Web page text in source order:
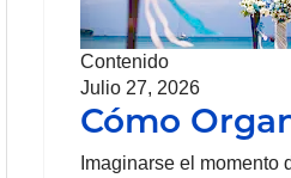
Contenido
Julio 27, 2026
Cómo
Imaginarse el momento